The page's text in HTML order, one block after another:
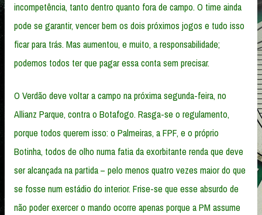
incompetência, tanto dentro quanto fora de campo. O time ainda
pode se garantir, vencer bem os dois próximos jogos e tudo isso
ficar para trás. Mas aumentou, e muito, a responsabilidade;
podemos todos ter que pagar essa conta sem precisar.
O Verdão deve voltar a campo na próxima segunda-feira, no
Allianz Parque, contra o Botafogo. Rasga-se o regulamento,
porque todos querem isso: o Palmeiras, a FPF, e o próprio
Botinha, todos de olho numa fatia da exorbitante renda que deve
ser alcançada na partida – pelo menos quatro vezes maior do que
se fosse num estádio do interior. Frise-se que esse absurdo de
não poder exercer o mando ocorre apenas porque a PM assume